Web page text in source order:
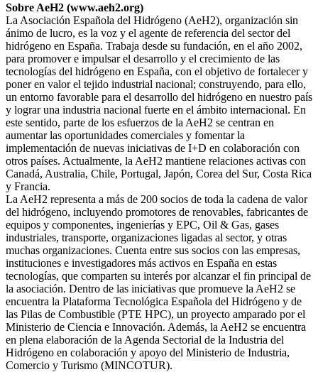
Sobre AeH2 (www.aeh2.org)
La Asociación Española del Hidrógeno (AeH2), organización sin
ánimo de lucro, es la voz y el agente de referencia del sector del
hidrógeno en España. Trabaja desde su fundación, en el año 2002,
para promover e impulsar el desarrollo y el crecimiento de las
tecnologías del hidrógeno en España, con el objetivo de fortalecer y
poner en valor el tejido industrial nacional; construyendo, para ello,
un entorno favorable para el desarrollo del hidrógeno en nuestro país
y lograr una industria nacional fuerte en el ámbito internacional. En
este sentido, parte de los esfuerzos de la AeH2 se centran en
aumentar las oportunidades comerciales y fomentar la
implementación de nuevas iniciativas de I+D en colaboración con
otros países. Actualmente, la AeH2 mantiene relaciones activas con
Canadá, Australia, Chile, Portugal, Japón, Corea del Sur, Costa Rica
y Francia.
La AeH2 representa a más de 200 socios de toda la cadena de valor
del hidrógeno, incluyendo promotores de renovables, fabricantes de
equipos y componentes, ingenierías y EPC, Oil & Gas, gases
industriales, transporte, organizaciones ligadas al sector, y otras
muchas organizaciones. Cuenta entre sus socios con las empresas,
instituciones e investigadores más activos en España en estas
tecnologías, que comparten su interés por alcanzar el fin principal de
la asociación. Dentro de las iniciativas que promueve la AeH2 se
encuentra la Plataforma Tecnológica Española del Hidrógeno y de
las Pilas de Combustible (PTE HPC), un proyecto amparado por el
Ministerio de Ciencia e Innovación. Además, la AeH2 se encuentra
en plena elaboración de la Agenda Sectorial de la Industria del
Hidrógeno en colaboración y apoyo del Ministerio de Industria,
Comercio y Turismo (MINCOTUR).